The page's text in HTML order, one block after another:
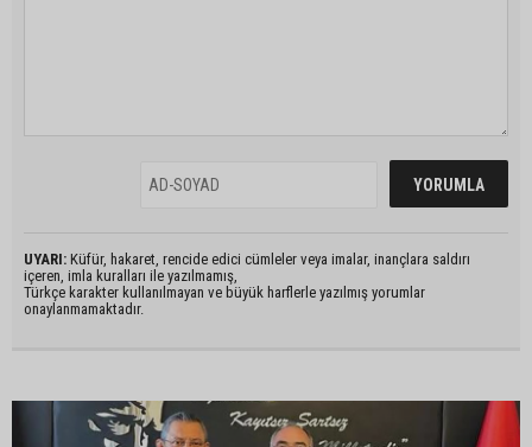
UYARI: Küfür, hakaret, rencide edici cümleler veya imalar, inançlara saldırı
içeren, imla kuralları ile yazılmamış,
Türkçe karakter kullanılmayan ve büyük harflerle yazılmış yorumlar
onaylanmamaktadır.